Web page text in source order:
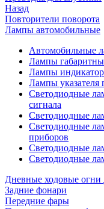
Назад
Повторители поворота
Лампы автомобильные
Автомобильные
Лампы
Лампы
Лампы указателя
Светодиодные
сигнала
Светодиодные
Светодиодные
приборов
Светодиодные
Светодиодные
Дневные ходовые
Задние фонари
Передние фары